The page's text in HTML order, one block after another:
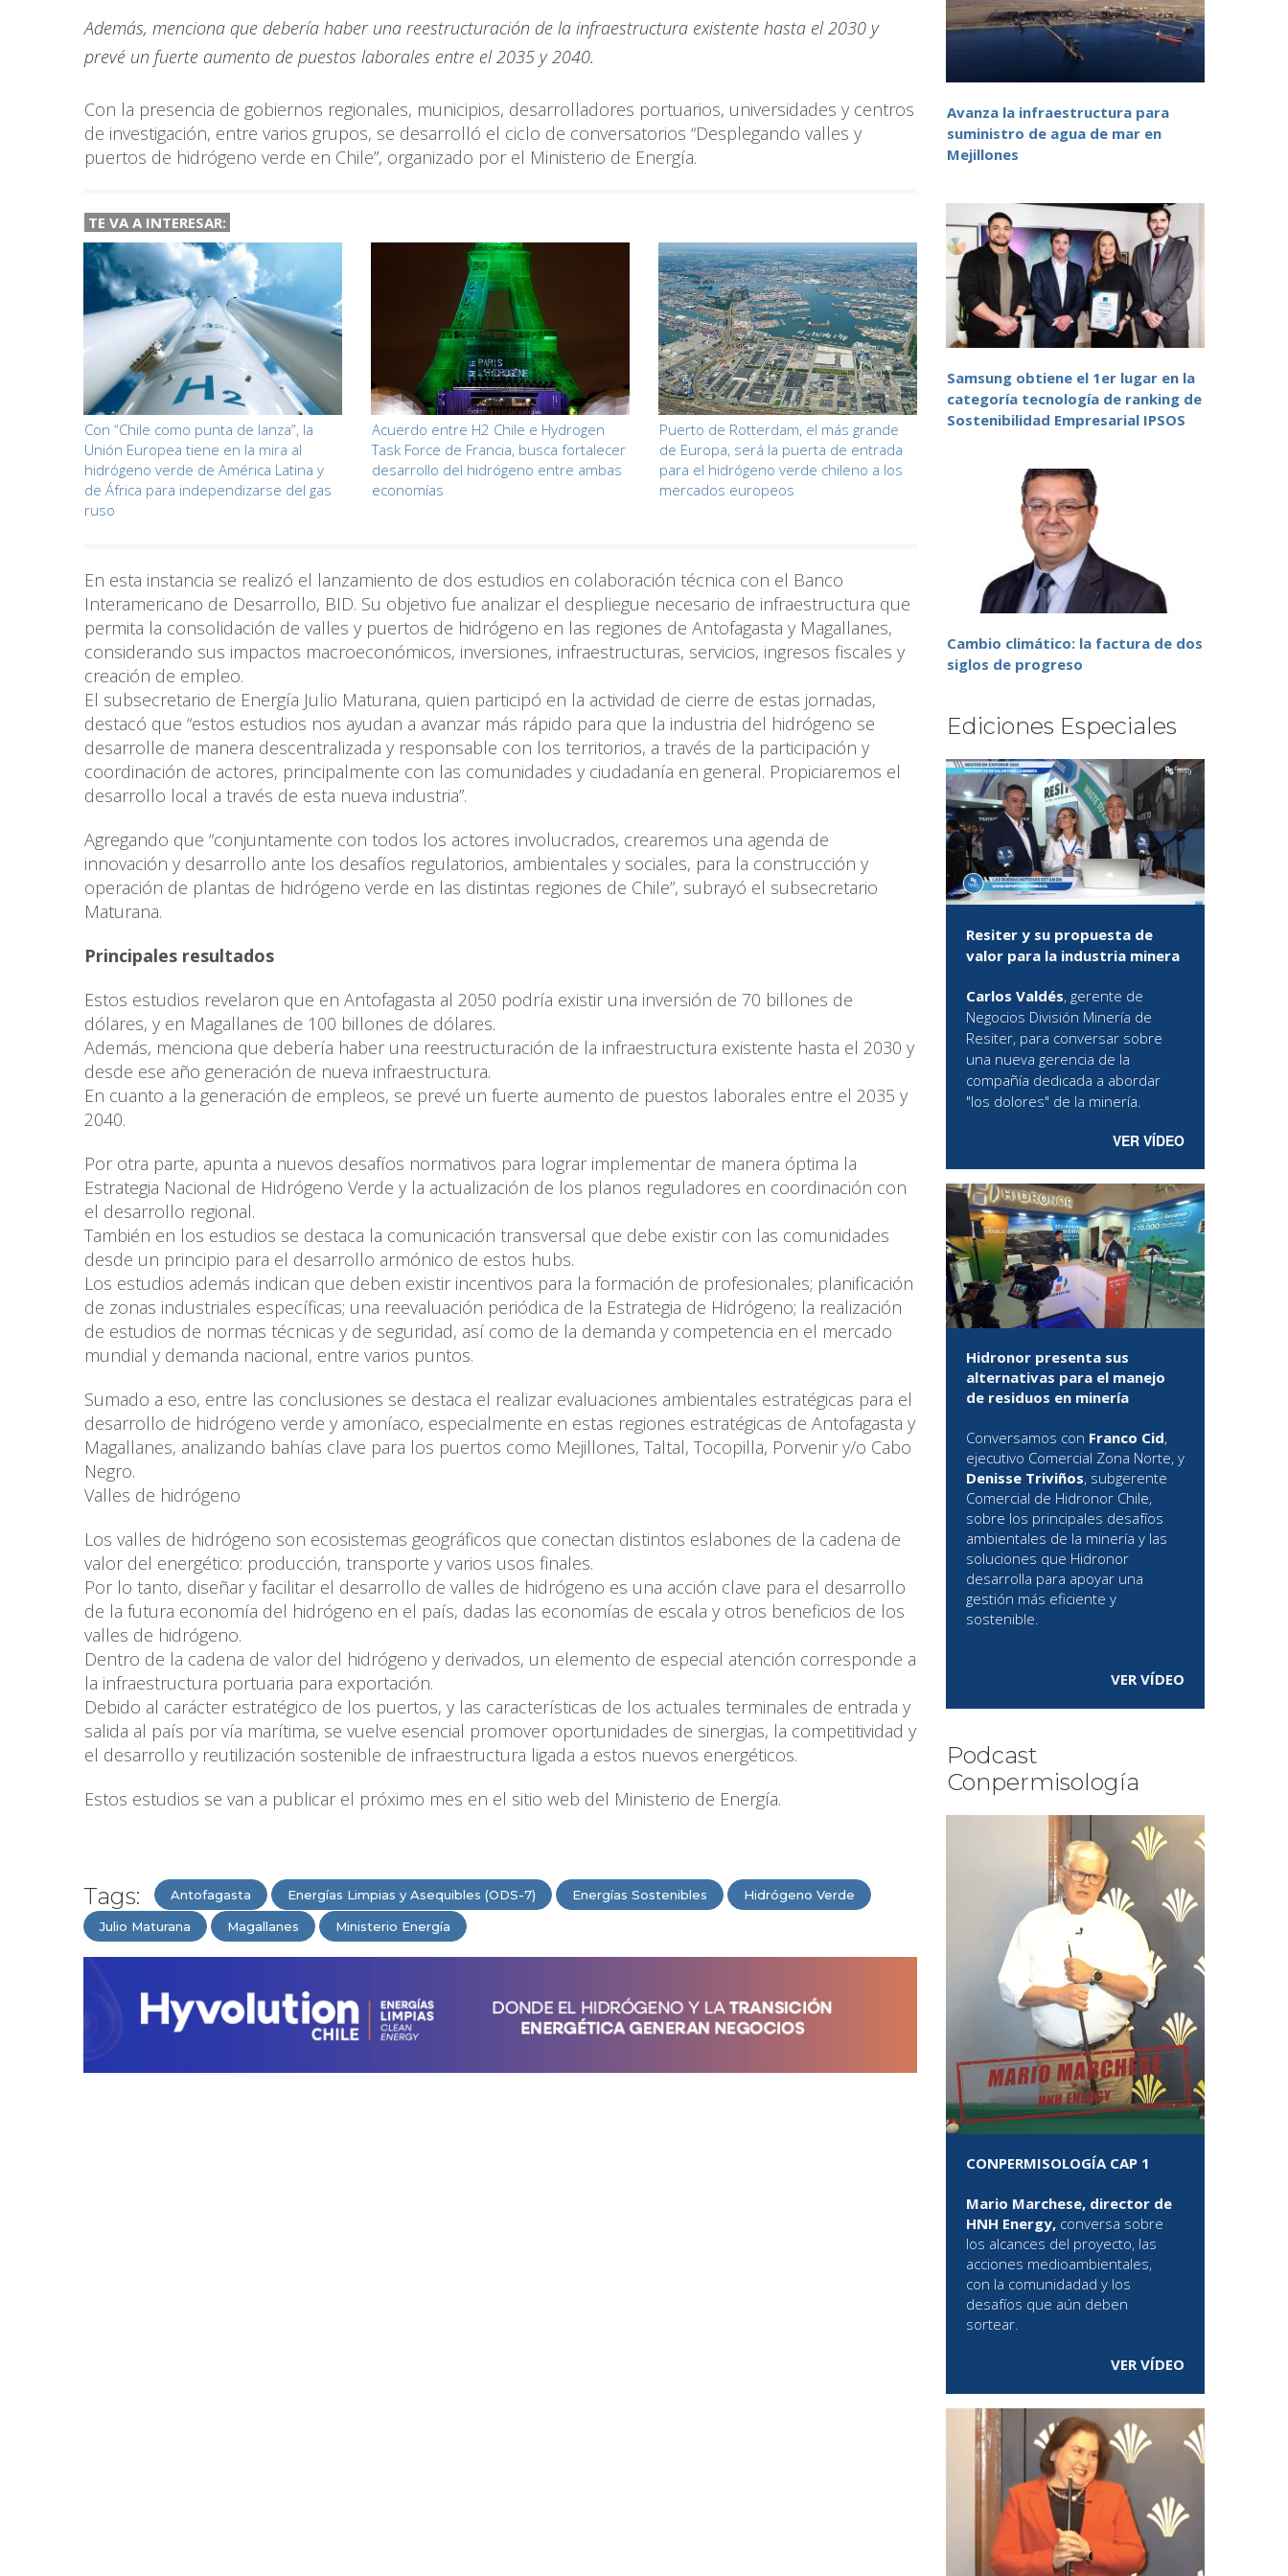
Además, menciona que debería haber una reestructuración de la infraestructura existente hasta el 2030 y
prevé un fuerte aumento de puestos laborales entre el 2035 y 2040.
Con la presencia de gobiernos regionales, municipios, desarrolladores portuarios, universidades y centros
de investigación, entre varios grupos, se desarrolló el ciclo de conversatorios “Desplegando valles y
puertos de hidrógeno verde en Chile”, organizado por el Ministerio de Energía.
TE VA A INTERESAR:
Con “Chile como punta de lanza”, la
Unión Europea tiene en la mira al
hidrógeno verde de América Latina y
de África para independizarse del gas
ruso
Acuerdo entre H2 Chile e Hydrogen
Task Force de Francia, busca fortalecer
desarrollo del hidrógeno entre ambas
economías
Puerto de Rotterdam, el más grande
de Europa, será la puerta de entrada
para el hidrógeno verde chileno a los
mercados europeos
En esta instancia se realizó el lanzamiento de dos estudios en colaboración técnica con el Banco
Interamericano de Desarrollo, BID. Su objetivo fue analizar el despliegue necesario de infraestructura que
permita la consolidación de valles y puertos de hidrógeno en las regiones de Antofagasta y Magallanes,
considerando sus impactos macroeconómicos, inversiones, infraestructuras, servicios, ingresos fiscales y
creación de empleo.
El subsecretario de Energía Julio Maturana, quien participó en la actividad de cierre de estas jornadas,
destacó que “estos estudios nos ayudan a avanzar más rápido para que la industria del hidrógeno se
desarrolle de manera descentralizada y responsable con los territorios, a través de la participación y
coordinación de actores, principalmente con las comunidades y ciudadanía en general. Propiciaremos el
desarrollo local a través de esta nueva industria”.
Agregando que “conjuntamente con todos los actores involucrados, crearemos una agenda de
innovación y desarrollo ante los desafíos regulatorios, ambientales y sociales, para la construcción y
operación de plantas de hidrógeno verde en las distintas regiones de Chile”, subrayó el subsecretario
Maturana.
Principales resultados
Estos estudios revelaron que en Antofagasta al 2050 podría existir una inversión de 70 billones de
dólares, y en Magallanes de 100 billones de dólares.
Además, menciona que debería haber una reestructuración de la infraestructura existente hasta el 2030 y
desde ese año generación de nueva infraestructura.
En cuanto a la generación de empleos, se prevé un fuerte aumento de puestos laborales entre el 2035 y
2040.
Por otra parte, apunta a nuevos desafíos normativos para lograr implementar de manera óptima la
Estrategia Nacional de Hidrógeno Verde y la actualización de los planos reguladores en coordinación con
el desarrollo regional.
También en los estudios se destaca la comunicación transversal que debe existir con las comunidades
desde un principio para el desarrollo armónico de estos hubs.
Los estudios además indican que deben existir incentivos para la formación de profesionales; planificación
de zonas industriales específicas; una reevaluación periódica de la Estrategia de Hidrógeno; la realización
de estudios de normas técnicas y de seguridad, así como de la demanda y competencia en el mercado
mundial y demanda nacional, entre varios puntos.
Sumado a eso, entre las conclusiones se destaca el realizar evaluaciones ambientales estratégicas para el
desarrollo de hidrógeno verde y amoníaco, especialmente en estas regiones estratégicas de Antofagasta y
Magallanes, analizando bahías clave para los puertos como Mejillones, Taltal, Tocopilla, Porvenir y/o Cabo
Negro.
Valles de hidrógeno
Los valles de hidrógeno son ecosistemas geográficos que conectan distintos eslabones de la cadena de
valor del energético: producción, transporte y varios usos finales.
Por lo tanto, diseñar y facilitar el desarrollo de valles de hidrógeno es una acción clave para el desarrollo
de la futura economía del hidrógeno en el país, dadas las economías de escala y otros beneficios de los
valles de hidrógeno.
Dentro de la cadena de valor del hidrógeno y derivados, un elemento de especial atención corresponde a
la infraestructura portuaria para exportación.
Debido al carácter estratégico de los puertos, y las características de los actuales terminales de entrada y
salida al país por vía marítima, se vuelve esencial promover oportunidades de sinergias, la competitividad y
el desarrollo y reutilización sostenible de infraestructura ligada a estos nuevos energéticos.
Estos estudios se van a publicar el próximo mes en el sitio web del Ministerio de Energía.
Tags: Antofagasta Energías Limpias y Asequibles (ODS-7) Energías Sostenibles Hidrógeno Verde
Julio Maturana Magallanes Ministerio Energía
Avanza la infraestructura para
suministro de agua de mar en
Mejillones
Samsung obtiene el 1er lugar en la
categoría tecnología de ranking de
Sostenibilidad Empresarial IPSOS
Cambio climático: la factura de dos
siglos de progreso
Ediciones Especiales
Resiter y su propuesta de
valor para la industria minera
Carlos Valdés, gerente de
Negocios División Minería de
Resiter, para conversar sobre
una nueva gerencia de la
compañía dedicada a abordar
"los dolores" de la minería.
VER VÍDEO
Hidronor presenta sus
alternativas para el manejo
de residuos en minería
Conversamos con Franco Cid,
ejecutivo Comercial Zona Norte, y
Denisse Triviños, subgerente
Comercial de Hidronor Chile,
sobre los principales desafíos
ambientales de la minería y las
soluciones que Hidronor
desarrolla para apoyar una
gestión más eficiente y
sostenible.
VER VÍDEO
Podcast
Conpermisología
CONPERMISOLOGÍA CAP 1
Mario Marchese, director de
HNH Energy, conversa sobre
los alcances del proyecto, las
acciones medioambientales,
con la comunidadad y los
desafíos que aún deben
sortear.
VER VÍDEO